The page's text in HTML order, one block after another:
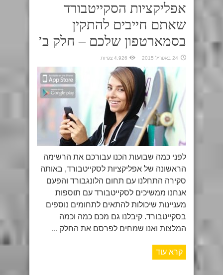
אפליקציות הסקייטבורד
שאתם חייבים להתקין
בסמארטפון שלכם – חלק ב’
24 באפריל 2015 4,926 צפיות
לפני כמה שבועות הכנו עבורכם את הרשימה
הראשונה של אפליקציות לסקייטבורד, באותה
סקירה התחלנו עם תחום הלונגבורד והפעם
אנחנו ממשיכים לסקייטבורד עם תוספות
מעניינות שיכולות להתאים לתחומים נוספים
בסקייטבורד. קיבלנו גם מכם כמה וכמה
המלצות ואנו שמחים לפרסם את החלק ...
קרא עוד